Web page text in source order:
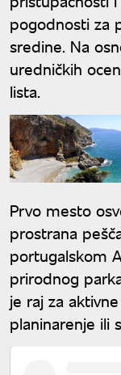
pogodnosti za
sredine. Na
uredničkih
lista.
Prvo mesto
prostrana
portugalskom
prirodnog
je raj za
planinarenje ili